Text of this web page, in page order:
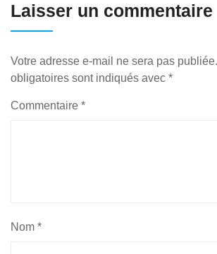
Laisser un commentaire
Votre adresse e-mail ne sera pas publiée.
obligatoires sont indiqués avec *
Commentaire *
Nom *